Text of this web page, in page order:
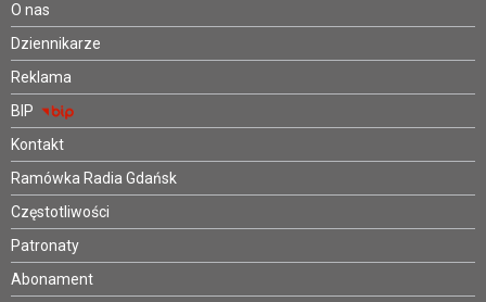
O nas
Dziennikarze
Reklama
BIP
Kontakt
Ramówka Radia Gdańsk
Częstotliwości
Patronaty
Abonament